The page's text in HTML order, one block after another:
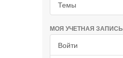
Темы
МОЯ УЧЕТНАЯ ЗАПИСЬ
Войти